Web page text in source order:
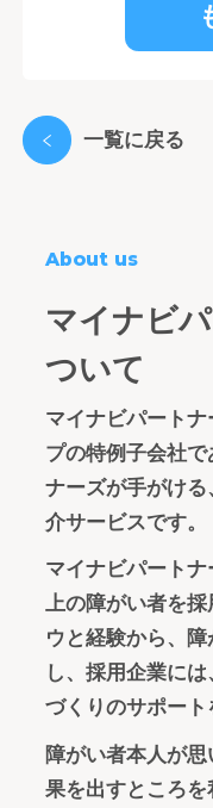
一覧に戻る
About us
マイナビ
ついて
マイナビパート
プの特例子会社
ナーズが手がけ
介サービスです。
マイナビパート
上の障がい者を
ウと経験から、
し、採用企業に
づくりのサポート
障がい者本人が
果を出すところ